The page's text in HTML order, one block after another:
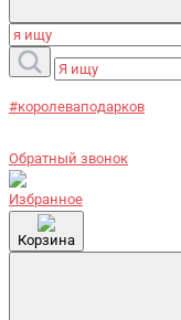
#королеваподарков
Обратный звонок
Избранное
Корзина